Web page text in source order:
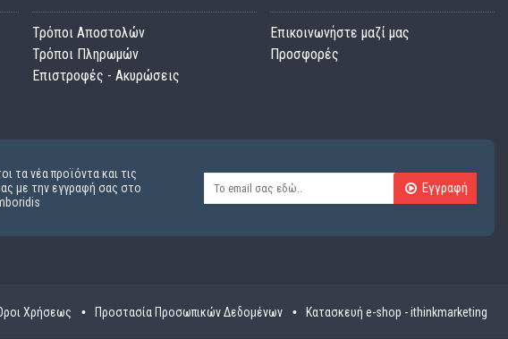
Τρόποι Αποστολών
Τρόποι Πληρωμών
Επιστροφές - Ακυρώσεις
Επικοινωνήστε μαζί μας
Προσφορές
τα νέα προϊόντα και τις
με την εγγραφή σας στο
Εγγραφή
Χρήσεως Προστασία Προσωπικών Δεδομένων Κατασκευή e-shop - ithinkmarketing